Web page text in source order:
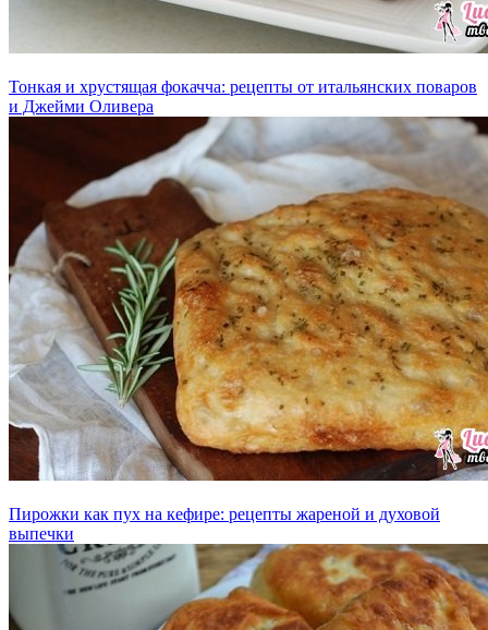
Тонкая и хрустящая фокачча: рецепты от итальянских поваров
и Джейми Оливера
Пирожки как пух на кефире: рецепты жареной и духовой
выпечки